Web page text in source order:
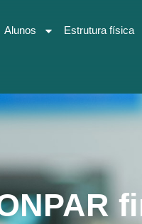
Alunos Estrutura física